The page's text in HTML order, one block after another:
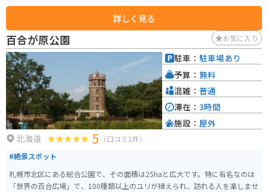
場見学もできます。
詳しく見る
百合が原公園 お気に入り
北海道 5 （口コミ1件）
#絶景スポット
札幌市北区にある総合公園で、その面積は25haと広大です。特に有名なのは
「世界の百合広場」で、100種類以上のユリが植えられ、訪れる人を楽しませ
駐車： 駐車場あり
予算： 無料
混雑： 普通
滞在： 3時間
施設： 屋外